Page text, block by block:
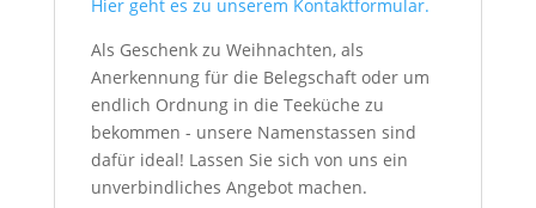
Hier geht es zu unserem Kontaktformular.
Als Geschenk zu Weihnachten, als
Anerkennung für die Belegschaft oder um
endlich Ordnung in die Teeküche zu
bekommen - unsere Namenstassen sind
dafür ideal! Lassen Sie sich von uns ein
unverbindliches Angebot machen.